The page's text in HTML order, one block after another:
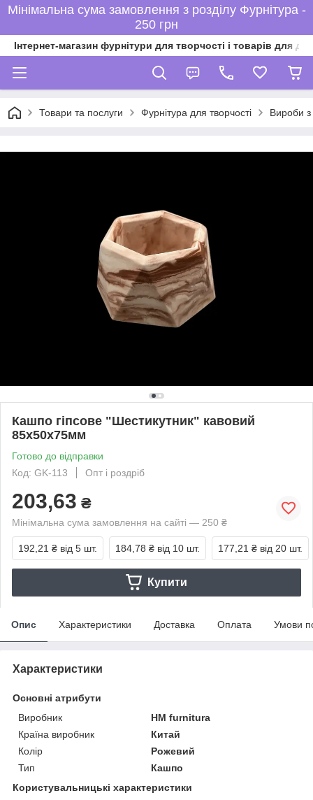
Мінімальна сума замовлення з розділу Фурнітура -
250 грн
Інтернет-магазин фурнітури для творчості і товарів для
Товари та послуги Фурнітура для творчості Вироби з
Кашпо гіпсове "Шестикутник" кавовий
85х50х75мм
Готово до відправки
Код: GK-113
Опт і роздріб
203,63 ₴
Мінімальна сума замовлення на сайті — 250 ₴
192,21 ₴ від 5 шт. 184,78 ₴ від 10 шт. 177,21 ₴ від 20 шт.
Купити
Опис Характеристики Доставка Оплата Умови
Характеристики
Основні атрибути
Виробник
HM furnitura
Країна виробник
Китай
Колір
Рожевий
Тип
Кашпо
Користувальницькі характеристики